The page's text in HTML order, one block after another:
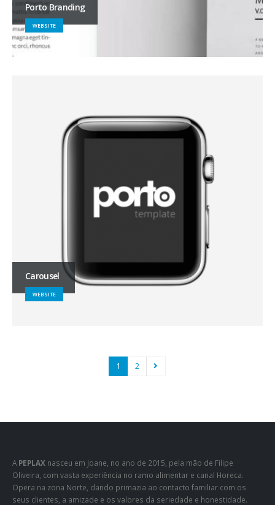
Porto Branding
WEBSITE
Carousel
WEBSITE
1 2
A PEPLAX nasceu em Joane, no ano de 2015, pela mão de Filipe
Oliveira, com vasta experiência no ramo alimentar e canal Horeca.
Opera na zona Norte, dando primazia ao contacto familiar com os
seus clientes, a amizade e os valores da seriedade e honestidade.